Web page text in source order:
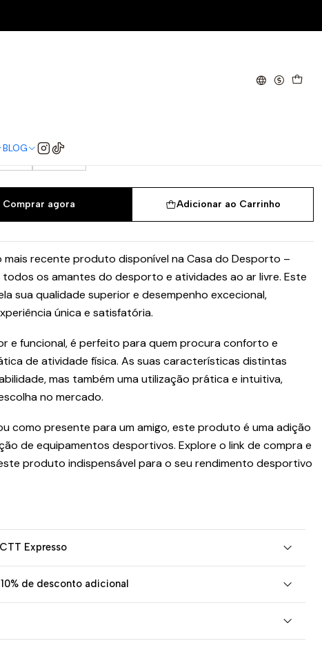
BLOG
SPZL F.C. Light Grey
45 1/3
Adicionar ao Carrinho
Comprar agora
recente produto disponível na Casa do Desporto –
os amantes do desporto e atividades ao ar livre. Este
sua qualidade superior e desempenho excecional,
única e satisfatória.
e funcional, é perfeito para quem procura conforto e
de atividade física. As suas características distintas
mas também uma utilização prática e intuitiva,
no mercado.
como presente para um amigo, este produto é uma adição
de equipamentos desportivos. Explore o link de compra e
produto indispensável para o seu rendimento desportivo
Expresso
de desconto adicional